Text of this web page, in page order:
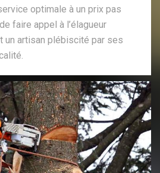
optimale à un prix pas
faire appel à l’élagueur
un artisan plébiscité par ses